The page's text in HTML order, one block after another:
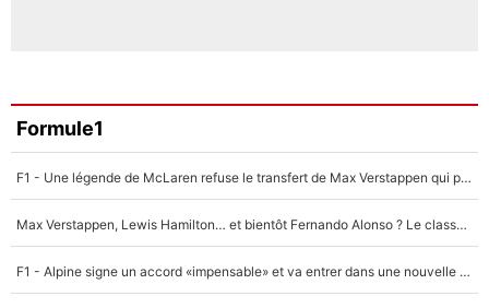
Formule1
F1 - Une légende de McLaren refuse le transfert de Max Verstappen qui pourrait «faire des vagues» et plomber l'ambiance dans l'équipe
Max Verstappen, Lewis Hamilton… et bientôt Fernando Alonso ? Le classement des pilotes les mieux payés en Formule 1 risque de changer !
F1 - Alpine signe un accord «impensable» et va entrer dans une nouvelle dimension : Grande nouvelle pour Pierre Gasly !